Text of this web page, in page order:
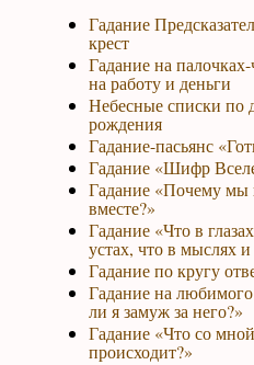
Гадание
крест
Гадание на палочках-
на работу и деньги
Небесные списки по
рождения
Гадание-пасьянс
Гадание «Шифр
Гадание «Почему мы
вместе?»
Гадание «Что в
устах, что в мыслях
Гадание по кругу
Гадание на
ли я замуж за него?»
Гадание «Что со мной
происходит?»